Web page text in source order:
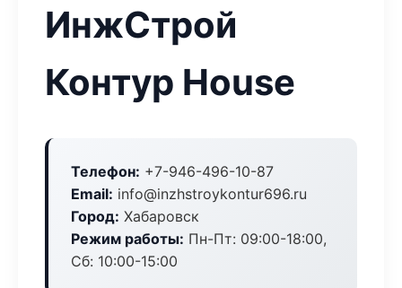
ИнжСтрой
Контур House
Телефон: +7-946-496-10-87
Email: info@inzhstroykontur696.ru
Город: Хабаровск
Режим работы: Пн-Пт: 09:00-18:00,
Сб: 10:00-15:00